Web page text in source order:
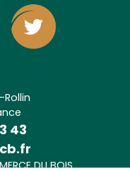
Rollin
43
DU BOIS